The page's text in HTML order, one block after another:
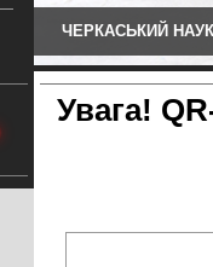
ЧЕРКАСЬКИЙ
Увага!